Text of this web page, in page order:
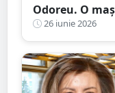
Odoreu. O
urmă de sofer
26 iunie 2026